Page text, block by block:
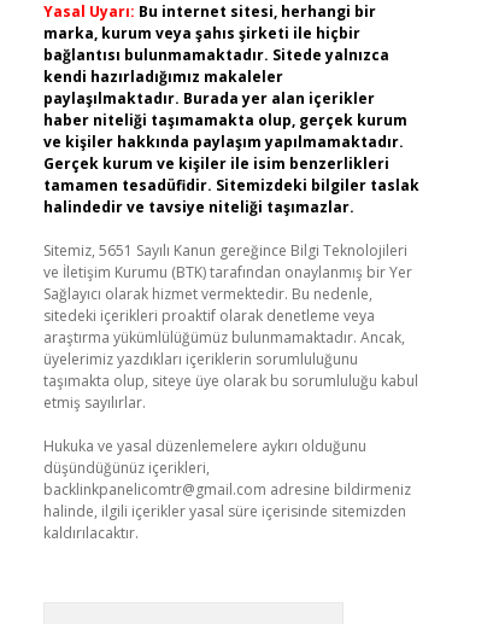
Yasal Uyarı: Bu internet sitesi, herhangi bir
marka, kurum veya şahıs şirketi ile hiçbir
bağlantısı bulunmamaktadır. Sitede yalnızca
kendi hazırladığımız makaleler
paylaşılmaktadır. Burada yer alan içerikler
haber niteliği taşımamakta olup, gerçek kurum
ve kişiler hakkında paylaşım yapılmamaktadır.
Gerçek kurum ve kişiler ile isim benzerlikleri
tamamen tesadüfidir. Sitemizdeki bilgiler taslak
halindedir ve tavsiye niteliği taşımazlar.
Sitemiz, 5651 Sayılı Kanun gereğince Bilgi Teknolojileri
ve İletişim Kurumu (BTK) tarafından onaylanmış bir Yer
Sağlayıcı olarak hizmet vermektedir. Bu nedenle,
sitedeki içerikleri proaktif olarak denetleme veya
araştırma yükümlülüğümüz bulunmamaktadır. Ancak,
üyelerimiz yazdıkları içeriklerin sorumluluğunu
taşımakta olup, siteye üye olarak bu sorumluluğu kabul
etmiş sayılırlar.
Hukuka ve yasal düzenlemelere aykırı olduğunu
düşündüğünüz içerikleri,
backlinkpanelicomtr@gmail.com adresine bildirmeniz
halinde, ilgili içerikler yasal süre içerisinde sitemizden
kaldırılacaktır.